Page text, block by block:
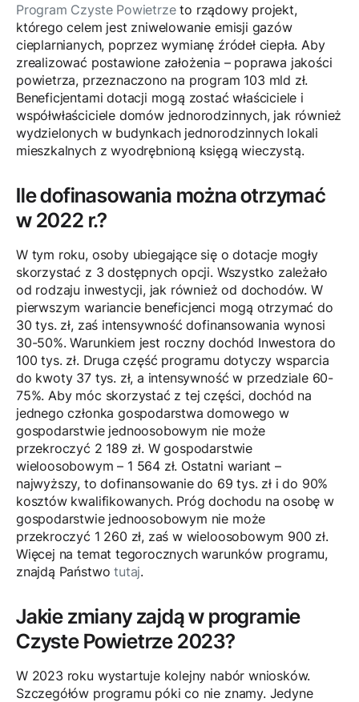
Program Czyste Powietrzeto rządowy projekt,
którego celem jest zniwelowanie emisji gazów
cieplarnianych, poprzez wymianę źródeł ciepła. Aby
zrealizować postawione założenia – poprawa jakości
powietrza, przeznaczono na program 103 mld zł.
Beneficjentami dotacji mogą zostać właściciele i
współwłaściciele domów jednorodzinnych, jak również
wydzielonych w budynkach jednorodzinnych lokali
mieszkalnych z wyodrębnioną księgą wieczystą.
Ile dofinasowania można otrzymać
w 2022 r.?
W tym roku, osoby ubiegające się o dotacje mogły
skorzystać z 3 dostępnych opcji. Wszystko zależało
od rodzaju inwestycji, jak również od dochodów. W
pierwszym wariancie beneficjenci mogą otrzymać do
30 tys. zł, zaś intensywność dofinansowania wynosi
30-50%. Warunkiem jest roczny dochód Inwestora do
100 tys. zł. Druga część programu dotyczy wsparcia
do kwoty 37 tys. zł, a intensywność w przedziale 60-
75%. Aby móc skorzystać z tej części, dochód na
jednego członka gospodarstwa domowego w
gospodarstwie jednoosobowym nie może
przekroczyć 2 189 zł. W gospodarstwie
wieloosobowym – 1 564 zł. Ostatni wariant –
najwyższy, to dofinansowanie do 69 tys. zł i do 90%
kosztów kwalifikowanych. Próg dochodu na osobę w
gospodarstwie jednoosobowym nie może
przekroczyć 1 260 zł, zaś w wieloosobowym 900 zł.
Więcej na temat tegorocznych warunków programu,
znajdą Państwotutaj.
Jakie zmiany zajdą w programie
Czyste Powietrze 2023?
W 2023 roku wystartuje kolejny nabór wniosków.
Szczegółów programu póki co nie znamy. Jedyne